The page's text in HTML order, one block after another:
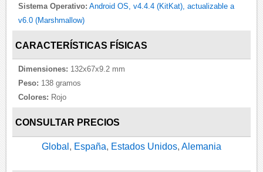
Sistema Operativo: Android OS, v4.4.4 (KitKat), actualizable a
v6.0 (Marshmallow)
CARACTERÍSTICAS FÍSICAS
Dimensiones: 132x67x9.2 mm
Peso: 138 gramos
Colores: Rojo
CONSULTAR PRECIOS
Global , España, Estados Unidos, Alemania